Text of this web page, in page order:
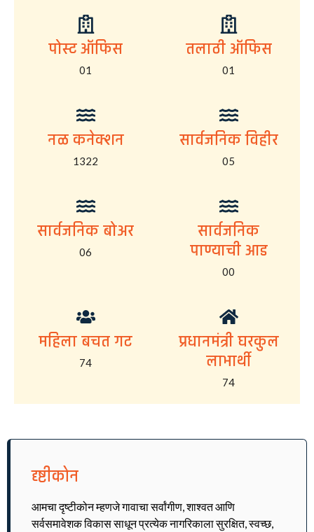
पोस्ट ऑफिस
01
तलाठी ऑफिस
01
नळ कनेक्शन
1322
सार्वजनिक विहीर
05
सार्वजनिक बोअर
06
सार्वजनिक
पाण्याची आड
00
महिला बचत गट
74
प्रधानमंत्री घरकुल
लाभार्थी
74
दृष्टीकोन
आमचा दृष्टीकोन म्हणजे गावाचा सर्वांगीण, शाश्वत आणि
सर्वसमावेशक विकास साधून प्रत्येक नागरिकाला सुरक्षित, स्वच्छ,